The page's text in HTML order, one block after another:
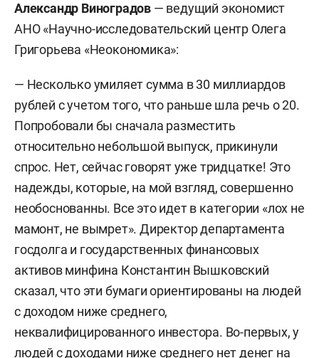
Александр Виноградов — ведущий экономист
АНО «Научно-исследовательский центр Олега
Григорьева «Неокономика»:
— Несколько умиляет сумма в 30 миллиардов
рублей с учетом того, что раньше шла речь о 20.
Попробовали бы сначала разместить
относительно небольшой выпуск, прикинули
спрос. Нет, сейчас говорят уже тридцатке! Это
надежды, которые, на мой взгляд, совершенно
необоснованны. Все это идет в категории «лох не
мамонт, не вымрет». Директор департамента
госдолга и государственных финансовых
активов минфина Константин Вышковский
сказал, что эти бумаги ориентированы на людей
с доходом ниже среднего,
неквалифицированного инвестора. Во-первых, у
людей с доходами ниже среднего нет денег на